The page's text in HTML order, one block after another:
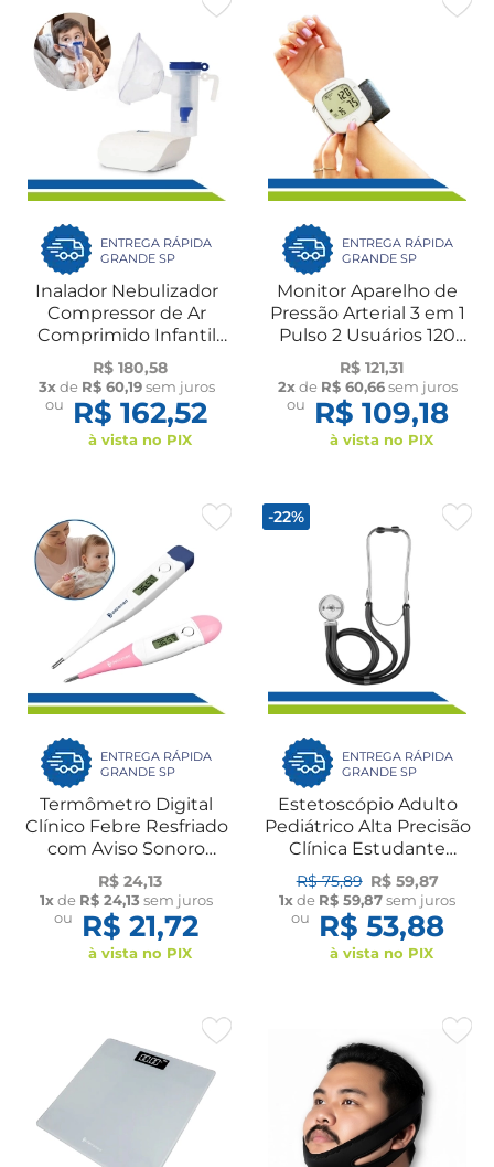
ENTREGA RÁPIDA
GRANDE SP
Inalador Nebulizador
Compressor de Ar
Comprimido Infantil
Adulto Gripe Sinusite
Bivolt
R$ 180,58
3xde R$ 60,19sem juros
ou
R$ 162,52
à vista no PIX
ENTREGA RÁPIDA
GRANDE SP
Monitor Aparelho de
Pressão Arterial 3 em 1
Pulso 2 Usuários 120
Medições Arritmia
Prático
R$ 121,31
2xde R$ 60,66sem juros
ou
R$ 109,18
à vista no PIX
ENTREGA RÁPIDA
GRANDE SP
Termômetro Digital
Clínico Febre Resfriado
com Aviso Sonoro
Haste Flexível UN
R$ 24,13
1xde R$ 24,13 sem juros
ou
R$ 21,72
à vista no PIX
-22%
ENTREGA RÁPIDA
GRANDE SP
Estetoscópio Adulto
Pediátrico Alta Precisão
Clínica Estudante
Enfermagem
Fisioterapia
R$ 75,89 R$ 59,87
1xde R$ 59,87sem juros
ou
R$ 53,88
à vista no PIX